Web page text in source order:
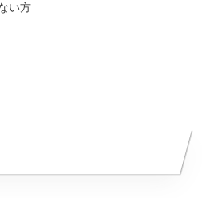
い方